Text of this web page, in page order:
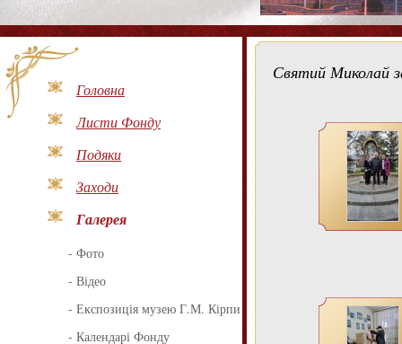
Головна
Листи Фонду
Подяки
Заходи
Галерея
- Фото
- Відео
- Експозиція музею Г.М. Кірпи
- Календарі Фонду
Святий Миколай